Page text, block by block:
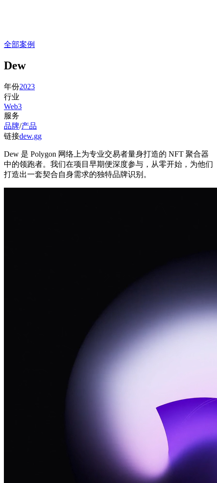
全部案例
Dew
年份2023
行业
Web3
服务
品牌/产品
链接dew.gg
Dew 是 Polygon 网络上为专业交易者量身打造的 NFT 聚合器
中的领跑者。我们在项目早期便深度参与，从零开始，为他们
打造出一套契合自身需求的独特品牌识别。